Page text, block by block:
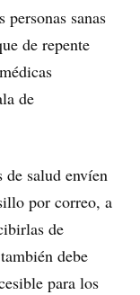
sanas
de repente
de
de salud envíen
por correo, a
de
debe
para los